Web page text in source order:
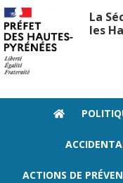
La
les
ACTIONS DE